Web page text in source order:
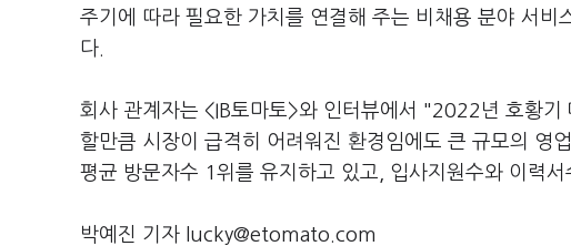
주기에 따라 필요한 가치를 연결해 주는 비채용 분야 서
다.
회사 관계자는 <IB토마토>와 인터뷰에서 "2022년 호황
할만큼 시장이 급격히 어려워진 환경임에도 큰 규모의 영
평균 방문자수 1위를 유지하고 있고, 입사지원수와 이력
박예진 기자 lucky@etomato.com